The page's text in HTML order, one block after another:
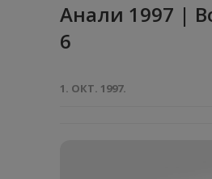
Анaли 1997 |
6
1. ОКТ. 1997.